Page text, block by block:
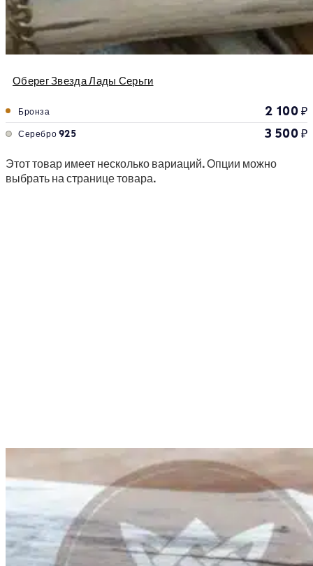
Оберег Звезда Лады Серьги
Бронза 2 100₽
Серебро 925 3 500₽
Этот товар имеет несколько вариаций. Опции можно
выбрать на странице товара.